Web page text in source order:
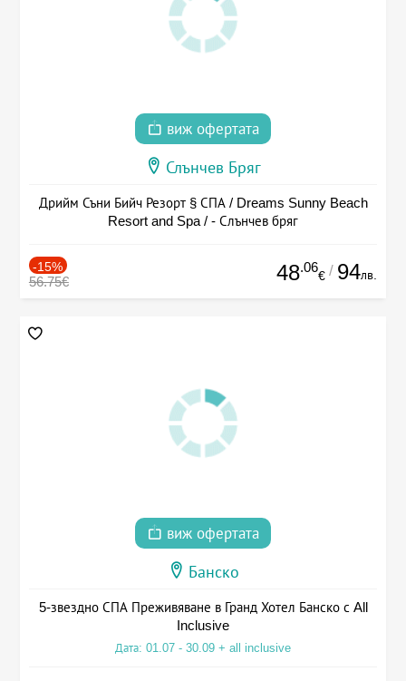
виж офертата
Слънчев Бряг
Дрийм Съни Бийч Резорт § СПА / Dreams Sunny Beach
Resort and Spa / - Слънчев бряг
-15%
56.75€ 48.06
€ / 94лв.
виж офертата
Банско
5-звездно СПА Преживяване в Гранд Хотел Банско с All
Inclusive
Дата: 01.07 - 30.09 + all inclusive